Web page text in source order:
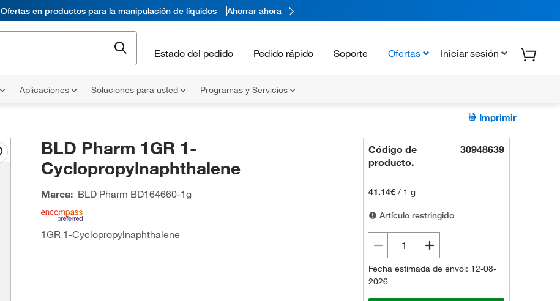
Ofertas en productos para la manipulación de líquidos Ahorrar ahora
Estado del pedido Pedido rápido Soporte Ofertas Iniciar sesión
Aplicaciones Soluciones para usted Programas y Servicios
Imprimir
BLD Pharm 1GR 1-
Cyclopropylnaphthalene
Marca: BLD Pharm BD164660-1g
1GR 1-Cyclopropylnaphthalene
Código de
producto.
30948639
41.14€ / 1 g
Artículo restringido
Fecha estimada de envoi: 12-08-
2026